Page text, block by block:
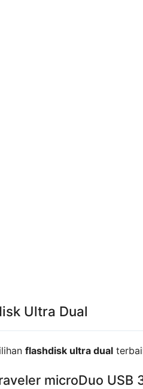
Ultra Dual
flashdisk ultra dual
microDuo USB